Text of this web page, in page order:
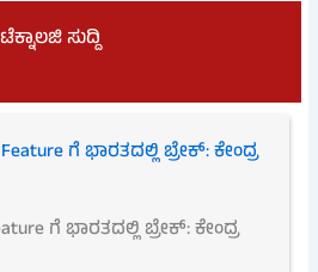
ಟೆಕ್ನಾಲಜಿ ಸುದ್ದಿ
ಗೆ ಭಾರತದಲ್ಲಿ ಬ್ರೇಕ್: ಕೇಂದ್ರ